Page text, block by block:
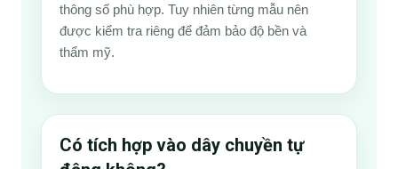
thông số phù hợp. Tuy nhiên từng mẫu nên
được kiểm tra riêng để đảm bảo độ bền và
thẩm mỹ.
Có tích hợp vào dây chuyền tự